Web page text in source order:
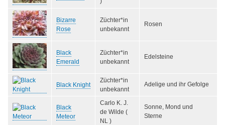
Bizarre
Rose
Züchter*in
unbekannt
Rosen
Black
Emerald
Züchter*in
unbekannt
Edelsteine
Black Knight
Züchter*in
unbekannt
Adelige und ihr Gefolge
Black
Meteor
Carlo K. J.
de Wilde (
NL )
Sonne, Mond und
Sterne